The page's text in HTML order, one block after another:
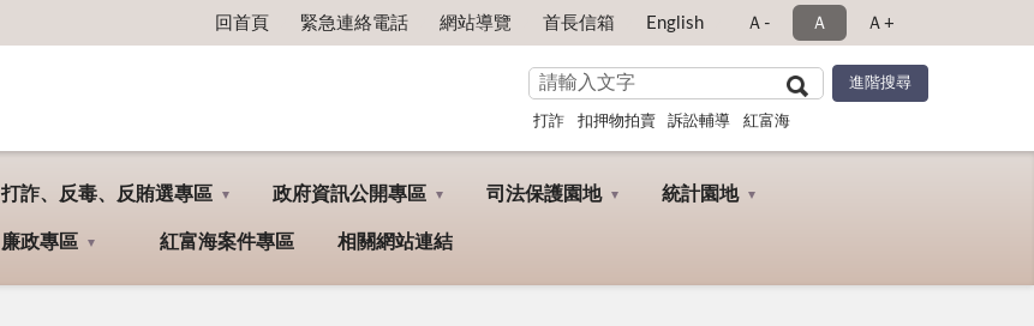
回首頁 緊急連絡電話 網站導覽 首長信箱 English Ａ- Ａ Ａ+
打詐 扣押物拍賣 訴訟輔導 紅富海
打詐、反毒、反賄選專區 政府資訊公開專區 司法保護園地 統計園地
廉政專區 紅富海案件專區 相關網站連結